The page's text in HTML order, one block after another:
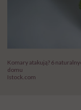
Komary atakują? 6
domu
Istock.com